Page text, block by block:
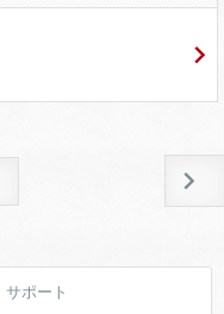
サポート